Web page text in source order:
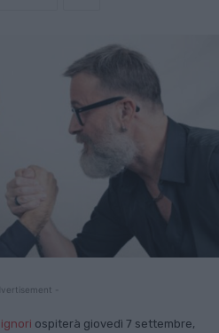
-
ospiterà giovedì 7 settembre,